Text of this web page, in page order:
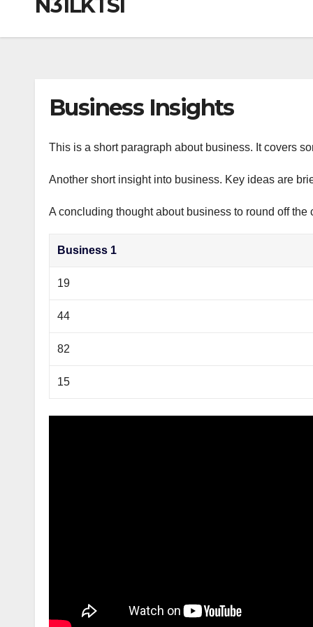
N31LKTSI
Business Insights
This is a short paragraph about business. It covers
Another short insight into business. Key ideas are
A concluding thought about business to round off the
Business 1
19
44
82
15
m